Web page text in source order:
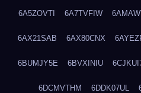
6A5ZOVTI 6A7TVFIW
6AX21SAB 6AX80CNX
6BUMJY5E 6BVXINIU
6DCMVTHM 6DDK07UL